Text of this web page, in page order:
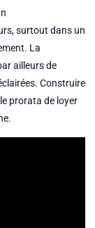
surtout dans un
La
ailleurs de
Construire
prorata de loyer